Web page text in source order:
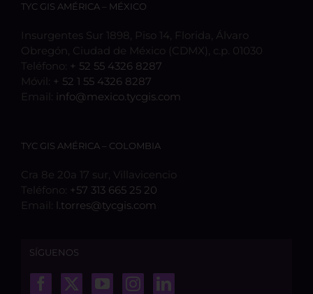
TYC GIS AMÉRICA – MÉXICO
Insurgentes Sur 1898, Piso 14, Florida, Álvaro
Obregón, Ciudad de México (CDMX), c.p. 01030
Teléfono: + 52 55 4326 8287
Móvil: + 52 1 55 4326 8287
Email: info@mexico.tycgis.com
TYC GIS AMÉRICA – COLOMBIA
Cra 8e 20a 17 sur, Villavicencio
Teléfono: +57 313 665 25 20
Email: l.torres@tycgis.com
SÍGUENOS